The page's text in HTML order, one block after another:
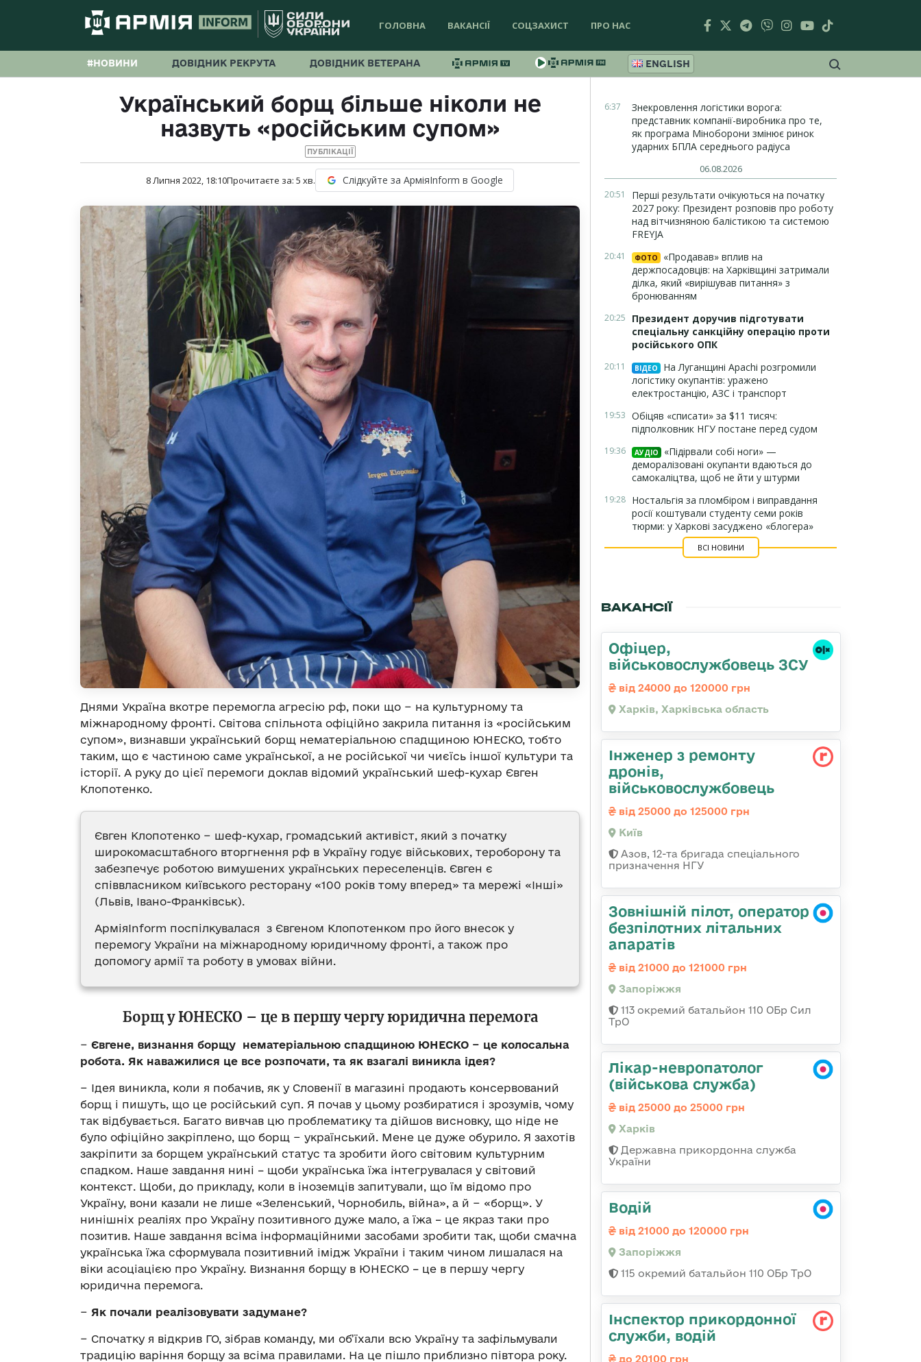
ГОЛОВНА ВАКАНСІЇ СОЦЗАХИСТ ПРО НАС
#НОВИНИ ДОВІДНИК РЕКРУТА ДОВІДНИК ВЕТЕРАНА ENGLISH
Український борщ більше ніколи не
назвуть «російським супом»
ПУБЛІКАЦІЇ
8 Липня 2022, 18:10Прочитаєте за: 5 хв. Слідкуйте за АрміяInform в Google
Днями Україна вкотре перемогла агресію рф, поки що − на культурному та
міжнародному фронті. Світова спільнота офіційно закрила питання із «російським
супом», визнавши український борщ нематеріальною спадщиною ЮНЕСКО, тобто
таким, що є частиною саме української, а не російської чи чиєїсь іншої культури та
історії. А руку до цієї перемоги доклав відомий український шеф-кухар Євген
Клопотенко.
Євген Клопотенко − шеф-кухар, громадський активіст, який з початку
широкомасштабного вторгнення рф в Україну годує військових, тероборону та
забезпечує роботою вимушених українських переселенців. Євген є
співвласником київського ресторану «100 років тому вперед» та мережі «Інші»
(Львів, Івано-Франківськ).
АрміяInform поспілкувалася з Євгеном Клопотенком про його внесок у
перемогу України на міжнародному юридичному фронті, а також про
допомогу армії та роботу в умовах війни.
Борщ у ЮНЕСКО – це в першу чергу юридична перемога
− Євгене, визнання борщу нематеріальною спадщиною ЮНЕСКО − це колосальна
робота. Як наважилися це все розпочати, та як взагалі виникла ідея?
− Ідея виникла, коли я побачив, як у Словенії в магазині продають консервований
борщ і пишуть, що це російський суп. Я почав у цьому розбиратися і зрозумів, чому
так відбувається. Багато вивчав цю проблематику та дійшов висновку, що ніде не
було офіційно закріплено, що борщ − український. Мене це дуже обурило. Я захотів
закріпити за борщем український статус та зробити його світовим культурним
спадком. Наше завдання нині – щоби українська їжа інтегрувалася у світовий
контекст. Щоби, до прикладу, коли в іноземців запитували, що їм відомо про
Україну, вони казали не лише «Зеленський, Чорнобиль, війна», а й − «борщ». У
нинішніх реаліях про Україну позитивного дуже мало, а їжа – це якраз таки про
позитив. Наше завдання всіма інформаційними засобами зробити так, щоби смачна
українська їжа сформувала позитивний імідж України і таким чином лишалася на
віки асоціацією про Україну. Визнання борщу в ЮНЕСКО – це в першу чергу
юридична перемога.
− Як почали реалізовувати задумане?
− Спочатку я відкрив ГО, зібрав команду, ми об’їхали всю Україну та зафільмували
традицію варіння борщу за всіма правилами. На це пішло приблизно півтора року.
6:37
Знекровлення логістики ворога:
представник компанії-виробника про те,
як програма Міноборони змінює ринок
ударних БПЛА середнього радіуса
06.08.2026
20:51
Перші результати очікуються на початку
2027 року: Президент розповів про роботу
над вітчизняною балістикою та системою
FREYJA
20:41 ФОТО
«Продавав» вплив на
держпосадовців: на Харківщині затримали
ділка, який «вирішував питання» з
бронюванням
20:25
Президент доручив підготувати
спеціальну санкційну операцію проти
російського ОПК
20:11 ВІДЕО
На Луганщині Apachi розгромили
логістику окупантів: уражено
електростанцію, АЗС і транспорт
19:53 Обіцяв «списати» за $11 тисяч:
підполковник НГУ постане перед судом
19:36 АУДІО
«Підірвали собі ноги» —
деморалізовані окупанти вдаються до
самокаліцтва, щоб не йти у штурми
19:28 Ностальгія за пломбіром і виправдання
росії коштували студенту семи років
тюрми: у Харкові засуджено «блогера»
ВСІ НОВИНИ
ВАКАНСІЇ
Офіцер,
військовослужбовець ЗСУ
від 24000 до 120000 грн
Харків, Харківська область
Інженер з ремонту
дронів,
військовослужбовець
від 25000 до 125000 грн
Київ
Азов, 12-та бригада спеціального
призначення НГУ
Зовнішній пілот, оператор
безпілотних літальних
апаратів
від 21000 до 121000 грн
Запоріжжя
113 окремий батальйон 110 ОБр Сил
ТрО
Лікар-невропатолог
(військова служба)
від 25000 до 25000 грн
Харків
Державна прикордонна служба
України
Водій
від 21000 до 120000 грн
Запоріжжя
115 окремий батальйон 110 ОБр ТрО
Інспектор прикордонної
служби, водій
до 20100 грн